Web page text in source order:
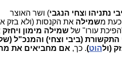
נתניהו וצחי הנגבי) ושר האוצר
משמילה את הקנסות (ולא בזק
עורו" שלשמילה מימון
התקשורת (ביבי וצחי) והמנכ"ל
(ולהוט). כך, אם מחביאים את